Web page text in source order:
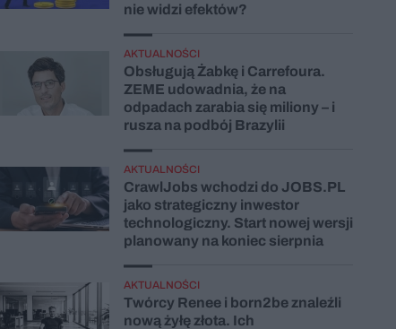
nie widzi efektów?
AKTUALNOŚCI
Obsługują Żabkę i Carrefoura.
ZEME udowadnia, że na
odpadach zarabia się miliony – i
rusza na podbój Brazylii
AKTUALNOŚCI
CrawlJobs wchodzi do JOBS.PL
jako strategiczny inwestor
technologiczny. Start nowej wersji
planowany na koniec sierpnia
AKTUALNOŚCI
Twórcy Renee i born2be znaleźli
nową żyłę złota. Ich